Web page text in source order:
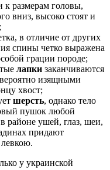
к размерам головы,
вниз, высоко стоят и
в отличие от других
спины четко выражена
грации породе;
лапки заканчиваются
изящными
хвост;
шерсть, однако тело
пушок любой
районе ушей, глаз, шеи,
придают
у украинской